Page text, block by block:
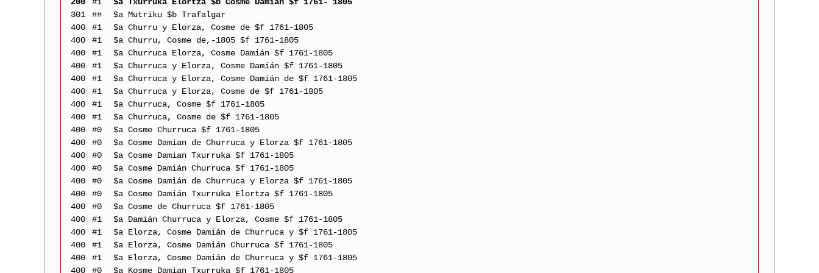
301
##
$a Mutriku $b Trafalgar
400
#1
$a Churru y Elorza, Cosme de $f 1761-1805
400
#1
$a Churru, Cosme de,-1805 $f 1761-1805
400
#1
$a Churruca Elorza, Cosme Damián $f 1761-1805
400
#1
$a Churruca y Elorza, Cosme Damián $f 1761-1805
400
#1
$a Churruca y Elorza, Cosme Damián de $f 1761-1805
400
#1
$a Churruca y Elorza, Cosme de $f 1761-1805
400
#1
$a Churruca, Cosme $f 1761-1805
400
#1
$a Churruca, Cosme de $f 1761-1805
400
#0
$a Cosme Churruca $f 1761-1805
400
#0
$a Cosme Damian de Churruca y Elorza $f 1761-1805
400
#0
$a Cosme Damian Txurruka $f 1761-1805
400
#0
$a Cosme Damián Churruca $f 1761-1805
400
#0
$a Cosme Damián de Churruca y Elorza $f 1761-1805
400
#0
$a Cosme Damián Txurruka Elortza $f 1761-1805
400
#0
$a Cosme de Churruca $f 1761-1805
400
#1
$a Damián Churruca y Elorza, Cosme $f 1761-1805
400
#1
$a Elorza, Cosme Damián de Churruca y $f 1761-1805
400
#1
$a Elorza, Cosme Damián Churruca $f 1761-1805
400
#1
$a Elorza, Cosme Damián de Churruca y $f 1761-1805
400
#0 $a Kosme Damian Txurruka $f 1761-1805